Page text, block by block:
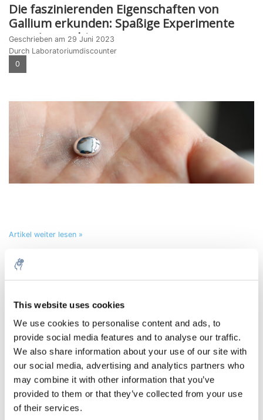
This website uses cookies
We use cookies to personalise content and ads, to
provide social media features and to analyse our traffic.
We also share information about your use of our site with
our social media, advertising and analytics partners who
may combine it with other information that you’ve
provided to them or that they’ve collected from your use
of their services.
Die faszinierenden Eigenschaften von
Gallium erkunden: Spaßige Experimente
zum Ausprobieren
Geschrieben am 29 Juni 2023
Durch Laboratoriumdiscounter
0
Artikel weiter lesen »
Das Leuchten entfesseln: Experimente mit
Strontiumaluminat
Durch Laboratoriumdiscounter
5% off for your next order
Sign up for our newsletter to stay informed about
our new products, and receive a 10% discount on
your next purchase for all chemical products from
our own brand 😀